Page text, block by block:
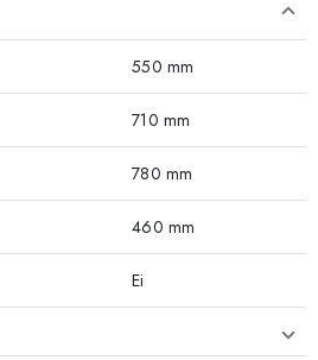
550 mm
710 mm
780 mm
460 mm
Ei